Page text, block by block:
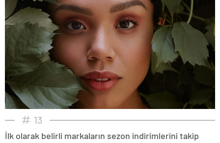
13
İlk olarak belirli markaların sezon indirimlerini takip